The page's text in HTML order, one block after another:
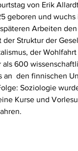
von Erik
geboren und
Arbeiten
der Struktur der
der
als 600
an  den finnischen
Soziologie
Kurse und